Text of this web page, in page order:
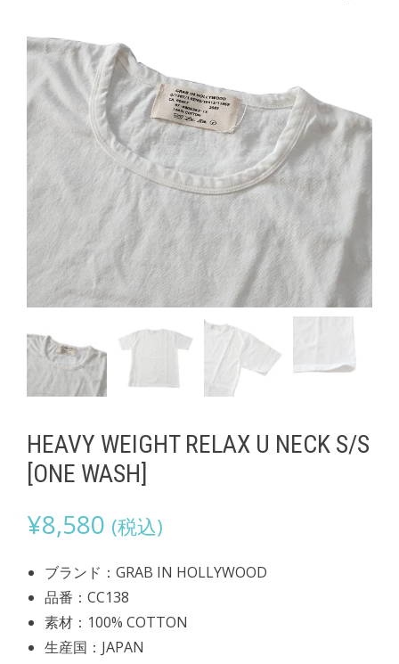
HEAVY WEIGHT RELAX U NECK S/S
[ONE WASH]
¥8,580 (税込)
ブランド：GRAB IN HOLLYWOOD
品番：CC138
素材：100% COTTON
生産国：JAPAN